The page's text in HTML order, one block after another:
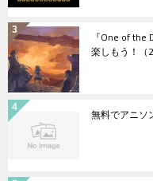
『One of
楽しもう！
無料でアニソ